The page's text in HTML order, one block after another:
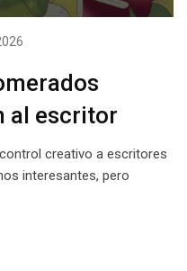
al escritor
creativo a escritores
interesantes, pero